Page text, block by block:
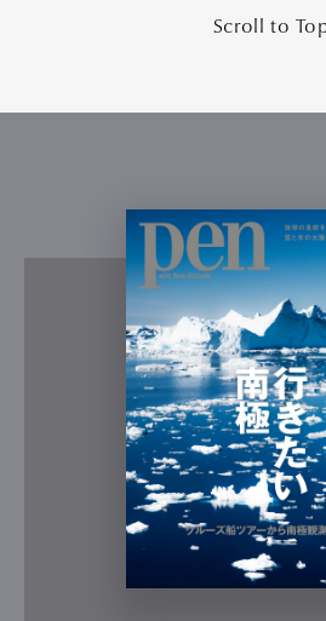
Scroll to